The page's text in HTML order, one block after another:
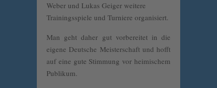
Weber und Lukas Geiger weitere
Trainingsspiele und Turniere organisiert.
Man geht daher gut vorbereitet in die
eigene Deutsche Meisterschaft und hofft
auf eine gute Stimmung vor heimischem
Publikum.